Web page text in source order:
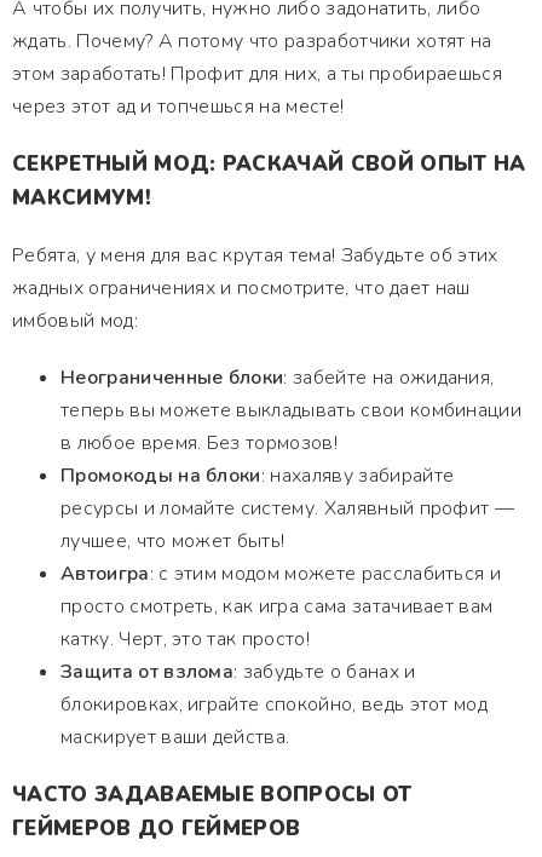
А чтобы их получить, нужно либо задонатить, либо
ждать. Почему? А потому что разработчики хотят на
этом заработать! Профит для них, а ты пробираешься
через этот ад и топчешься на месте!
СЕКРЕТНЫЙ МОД: РАСКАЧАЙ СВОЙ ОПЫТ НА
МАКСИМУМ!
Ребята, у меня для вас крутая тема! Забудьте об этих
жадных ограничениях и посмотрите, что дает наш
имбовый мод:
Неограниченные блоки: забейте на ожидания,
теперь вы можете выкладывать свои комбинации
в любое время. Без тормозов!
Промокоды на блоки: нахаляву забирайте
ресурсы и ломайте систему. Халявный профит —
лучшее, что может быть!
Автоигра: с этим модом можете расслабиться и
просто смотреть, как игра сама затачивает вам
катку. Черт, это так просто!
Защита от взлома: забудьте о банах и
блокировках, играйте спокойно, ведь этот мод
маскирует ваши действа.
ЧАСТО ЗАДАВАЕМЫЕ ВОПРОСЫ ОТ
ГЕЙМЕРОВ ДО ГЕЙМЕРОВ